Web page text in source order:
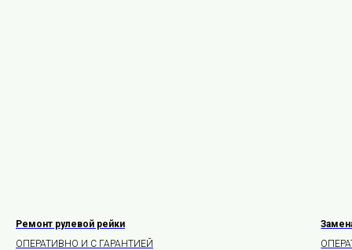
Ремонт рулевой рейки
ОПЕРАТИВНО И С ГАРАНТИЕЙ